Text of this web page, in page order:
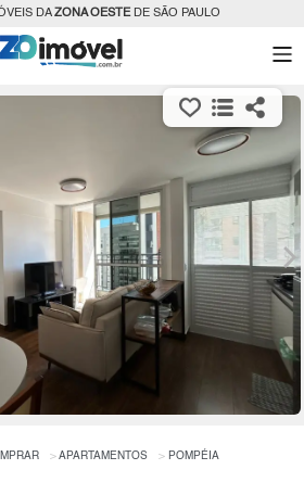
DAZONA OESTEDE SÃO PAULO
APARTAMENTOS POMPÉIA